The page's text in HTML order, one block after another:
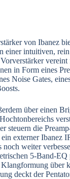
von Ibanez
einer intuitiven,
in Form eines
Noise Gates,
über einen
steuern die
externer Ibanez
weiter
5-Band-EQ
über
deckt der